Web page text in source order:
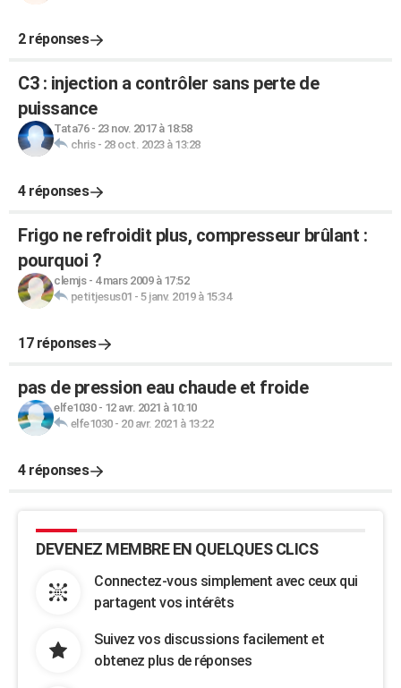
2 réponses
C3 : injection a contrôler sans perte de
puissance
Tata76- 23 nov. 2017 à 18:58
chris- 28 oct. 2023 à 13:28
4 réponses
Frigo ne refroidit plus, compresseur brûlant :
pourquoi ?
clemjs- 4 mars 2009 à 17:52
petitjesus01 - 5 janv. 2019 à 15:34
17 réponses
pas de pression eau chaude et froide
elfe1030- 12 avr. 2021 à 10:10
elfe1030- 20 avr. 2021 à 13:22
4 réponses
DEVENEZ MEMBRE EN QUELQUES CLICS
Connectez-vous simplement avec ceux qui
partagent vos intérêts
Suivez vos discussions facilement et
obtenez plus de réponses